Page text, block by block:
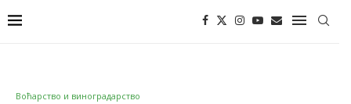
Воћарство и виноградарство